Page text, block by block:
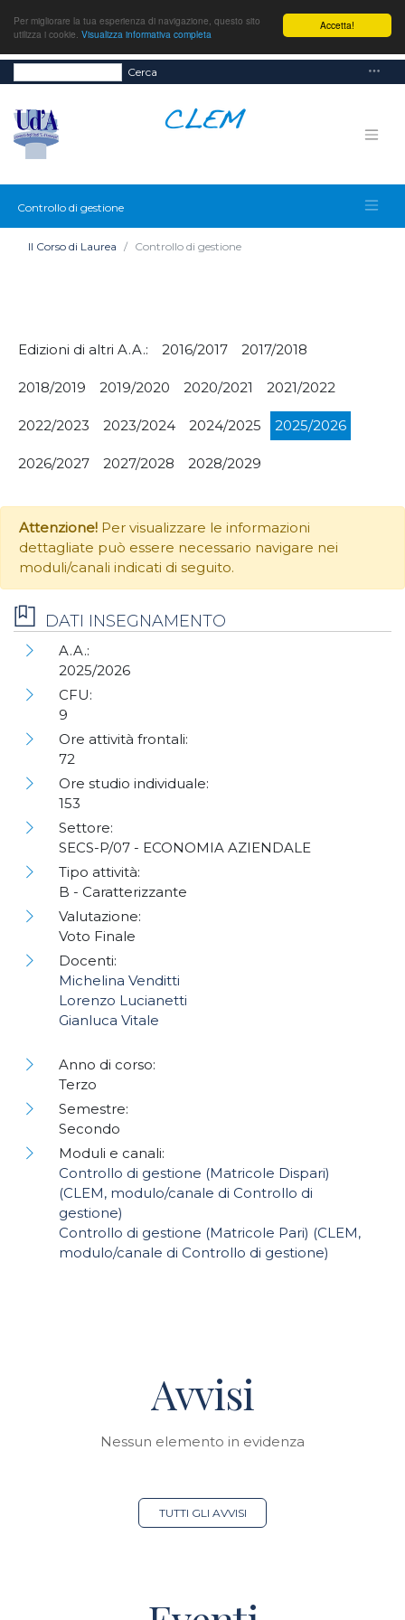
Accetta!
Per migliorare la tua esperienza di navigazione, questo sito
utilizza i cookie. Visualizza informativa completa
Cerca
Controllo di gestione
Il Corso di Laurea Controllo di gestione
Edizioni di altri A.A.: 2016/2017 2017/2018
2018/2019 2019/2020 2020/2021 2021/2022
2022/2023 2023/2024 2024/2025 2025/2026
2026/2027 2027/2028 2028/2029
Attenzione! Per visualizzare le informazioni
dettagliate può essere necessario navigare nei
moduli/canali indicati di seguito.
DATI INSEGNAMENTO
A.A.:
2025/2026
CFU:
9
Ore attività frontali:
72
Ore studio individuale:
153
Settore:
SECS-P/07 - ECONOMIA AZIENDALE
Tipo attività:
B - Caratterizzante
Valutazione:
Voto Finale
Docenti:
Michelina Venditti
Lorenzo Lucianetti
Gianluca Vitale
Anno di corso:
Terzo
Semestre:
Secondo
Moduli e canali:
Controllo di gestione (Matricole Dispari)
(CLEM, modulo/canale di Controllo di
gestione)
Controllo di gestione (Matricole Pari) (CLEM,
modulo/canale di Controllo di gestione)
Avvisi
Nessun elemento in evidenza
TUTTI GLI AVVISI